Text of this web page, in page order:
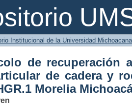
de recuperación
hospital de
Institucional de la Universidad
de recuperación
de cadera y
Morelia